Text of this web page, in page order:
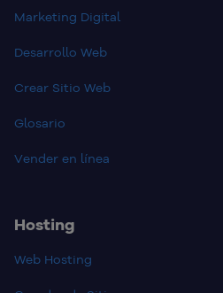
Marketing Digital
Desarrollo Web
Crear Sitio Web
Glosario
Vender en línea
Hosting
Web Hosting